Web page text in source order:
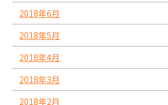
2018年6月
2018年5月
2018年4月
2018年3月
2018年2月